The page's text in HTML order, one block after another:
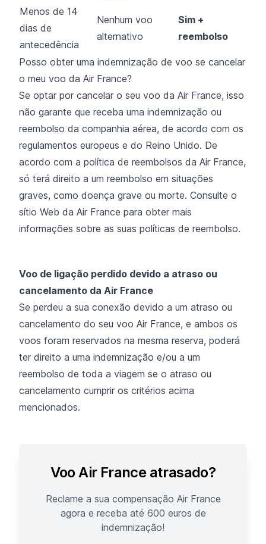
Menos de 14
dias de
antecedência
Nenhum voo
alternativo
Sim +
reembolso
Posso obter uma indemnização de voo se cancelar
o meu voo da Air France?
Se optar por cancelar o seu voo da Air France, isso
não garante que receba uma indemnização ou
reembolso da companhia aérea, de acordo com os
regulamentos europeus e do Reino Unido. De
acordo com a política de reembolsos da Air France,
só terá direito a um reembolso em situações
graves, como doença grave ou morte. Consulte o
sítio Web da Air France para obter mais
informações sobre as suas políticas de reembolso.
Voo de ligação perdido devido a atraso ou
cancelamento da Air France
Se perdeu a sua conexão devido a um atraso ou
cancelamento do seu voo Air France, e ambos os
voos foram reservados na mesma reserva, poderá
ter direito a uma indemnização e/ou a um
reembolso de toda a viagem se o atraso ou
cancelamento cumprir os critérios acima
mencionados.
Voo Air France atrasado?
Reclame a sua compensação Air France
agora e receba até 600 euros de
indemnização!